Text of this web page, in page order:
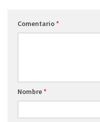
Comentario*
Nombre*